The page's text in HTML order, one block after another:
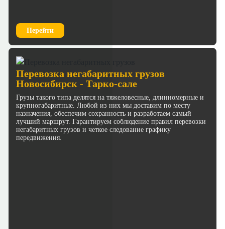
Перейти
Перевозка негабаритных грузов
Новосибирск - Тарко-сале
Грузы такого типа делятся на тяжеловесные, длинномерные и
крупногабаритные. Любой из них мы доставим по месту
назначения, обеспечим сохранность и разработаем самый
лучший маршрут. Гарантируем соблюдение правил перевозки
негабаритных грузов и четкое следование графику
передвижения.